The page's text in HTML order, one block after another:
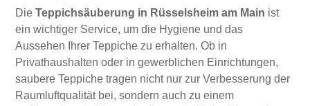
DieTeppichsäuberung in Rüsselsheim am Main ist
ein wichtiger Service, um die Hygiene und das
Aussehen Ihrer Teppiche zu erhalten. Ob in
Privathaushalten oder in gewerblichen Einrichtungen,
saubere Teppiche tragen nicht nur zur Verbesserung der
Raumluftqualität bei, sondern auch zu einem